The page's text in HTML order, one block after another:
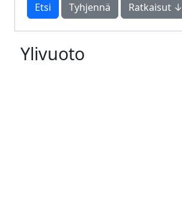
Tyhjennä Ratkaisut ↓
Ylivuoto